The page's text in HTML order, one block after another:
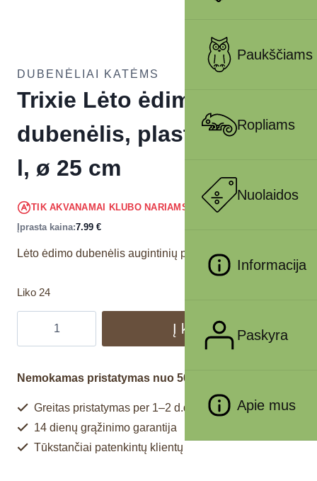
Paukščiams
Ropliams
Nuolaidos
Informacija
Paskyra
Apie mus
DUBENĖLIAI KATĖMS
Trixie Lėto ėdimo
dubenėlis, plast.-TPR, 1.4
l, ø 25 cm
TIK AKVANAMAI KLUBO NARIAMS 7.59€
Įprasta kaina:7.99 €
Lėto ėdimo dubenėlis augintinių pašarui.
Liko 24
Į krepšelį
Nemokamas pristatymas nuo 50€
Greitas pristatymas per 1–2 d.d.
14 dienų grąžinimo garantija
Tūkstančiai patenkintų klientų